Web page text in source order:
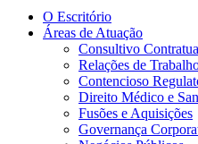
O Escritório
Áreas de Atuação
Consultivo
Relações de
Contencioso
Direito Médico e
Fusões e Aquisições
Governança